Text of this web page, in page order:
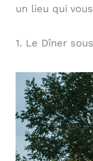
un lieu qui
1. Le Dîner